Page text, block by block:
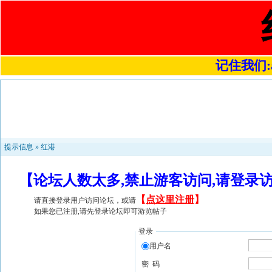
记住我们
提示信息 » 红港
【论坛人数太多,禁止游客访问,请登
请直接登录用户访问论坛，或请 【 点这里注册】
如果您已注册,请先登录论坛即可游览帖子
登录
用户名
密 码